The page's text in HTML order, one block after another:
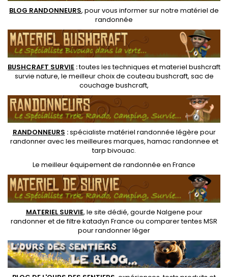
BLOG RANDONNEURS, pour vous informer sur notre matériel de
randonnée
BUSHCRAFT SURVIE :toutes les techniques etmateriel bushcraft
survie nature, le meilleur choix de couteau bushcraft, sac de
couchage bushcraft,
RANDONNEURS :spécialiste matériel randonnée légère pour
randonner avec les meilleures marques, hamac randonnee et
tarp bivouac.
Le meilleur équipement de randonnée en France
MATERIEL SURVIE, le site dédié, gourde Nalgene pour
randonneret defiltre katadyn France ou comparer tentes MSR
pour randonner léger